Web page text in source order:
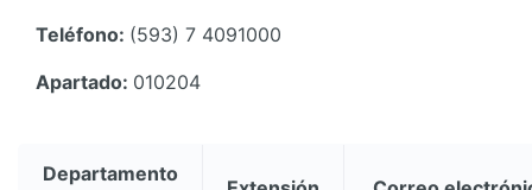
Teléfono: (593) 7 4091000
Apartado: 010204
Departamento